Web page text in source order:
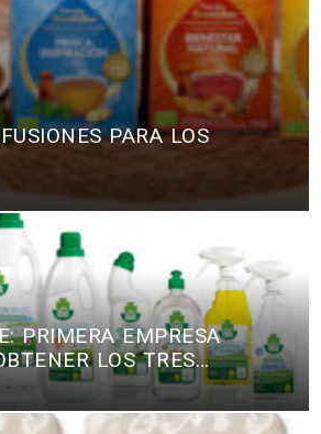
PARA LOS
PRIMERA EMPRESA
LOS TRES
ECOLÓGICOS
DE LIMPIEZA